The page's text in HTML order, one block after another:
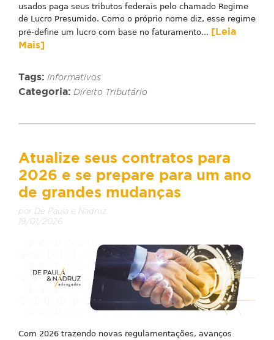
usados paga seus tributos federais pelo chamado Regime
de Lucro Presumido. Como o próprio nome diz, esse regime
pré-define um lucro com base no faturamento... [Leia
Mais]
Tags: Informativos
Categoria: Direito Tributário
Atualize seus contratos para
2026 e se prepare para um ano
de grandes mudanças
por De Paula e Nadruz
19/01/2026
Com 2026 trazendo novas regulamentações, avanços